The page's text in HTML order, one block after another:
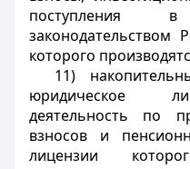
поступления
законодательством
которого
11)
юридическое
деятельность по
взносов и
лицензии